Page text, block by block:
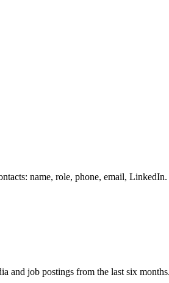
name, role, phone, email, LinkedIn.
and job postings from the last six months.